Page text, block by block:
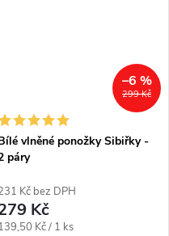
299 Kč
–6 %
vlněné ponožky Sibiřky -
páry
Kč bez DPH
Kč
Kč / 1 ks